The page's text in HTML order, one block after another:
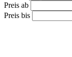
Preis ab
Preis bis